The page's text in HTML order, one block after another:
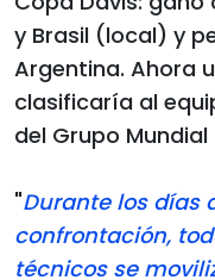
y Brasil (local) y
Argentina. Ahora
clasificaría al
del Grupo
"Durante los días
confrontación,
técnicos se